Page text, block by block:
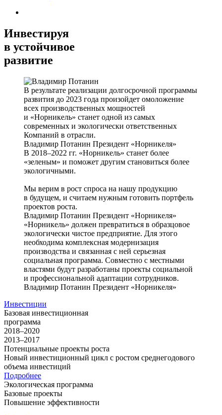
Инвестируя
в устойчивое
развитие
В результате реализации долгосрочной программы
развития до 2023 года произойдет омоложение
всех производственных мощностей
и «Норникель» станет одной из самых
современных и экологически ответственных
Компаний в отрасли.
Владимир Потанин Президент «Норникеля»
В 2018–2022 гг. «Норникель» станет более
«зеленым» и поможет другим становиться более
экологичными.
Мы верим в рост спроса на нашу продукцию
в будущем, и считаем нужным готовить портфель
проектов роста.
Владимир Потанин Президент «Норникеля»
«Норникель» должен превратиться в образцовое
экологически чистое предприятие. Для этого
необходима комплексная модернизация
производства и связанная с ней серьезная
социальная программа. Совместно с местными
властями будут разработаны проекты социальной
и профессиональной адаптации сотрудников.
Владимир Потанин Президент «Норникеля»
Инвестиции
Базовая инвестиционная
программа
2018–2020
2013–2017
Потенциальные проекты роста
Новый инвестиционный цикл с ростом среднегодового
объема инвестиций
Подробнее
Экологическая программа
Базовые проекты
Повышение эффективности